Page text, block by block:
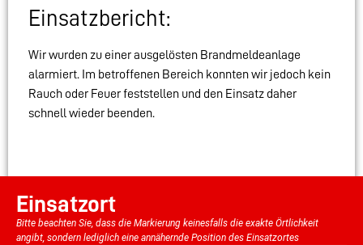
Einsatzbericht:
Wir wurden zu einer ausgelösten Brandmeldeanlage
alarmiert. Im betroffenen Bereich konnten wir jedoch kein
Rauch oder Feuer feststellen und den Einsatz daher
schnell wieder beenden.
Einsatzort
Bitte beachten Sie, dass die Markierung keinesfalls die exakte Örtlichkeit
angibt, sondern lediglich eine annähernde Position des Einsatzortes